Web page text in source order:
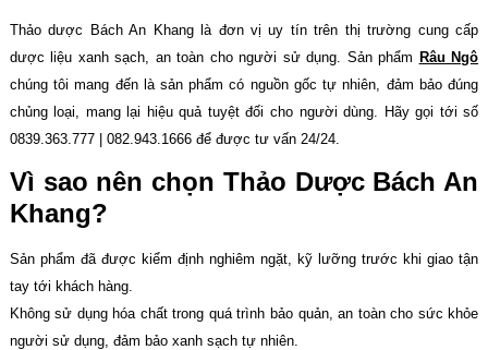
Thảo dược Bách An Khang là đơn vị uy tín trên thị trường cung cấp
dược liệu xanh sạch, an toàn cho người sử dụng. Sản phẩm Râu Ngô
chúng tôi mang đến là sản phẩm có nguồn gốc tự nhiên, đảm bảo đúng
chủng loại, mang lại hiệu quả tuyệt đối cho người dùng. Hãy gọi tới số
0839.363.777 | 082.943.1666 để được tư vấn 24/24.
Vì sao nên chọn Thảo Dược Bách An
Khang?
Sản phẩm đã được kiểm định nghiêm ngặt, kỹ lưỡng trước khi giao tận
tay tới khách hàng.
Không sử dụng hóa chất trong quá trình bảo quản, an toàn cho sức khỏe
người sử dụng, đảm bảo xanh sạch tự nhiên.